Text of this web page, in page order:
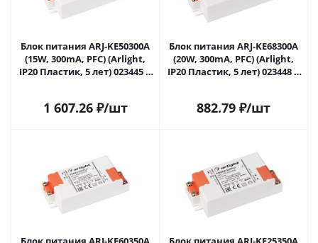
Блок питания ARJ-KE50300A
(15W, 300mA, PFC) (Arlight,
IP20 Пластик, 5 лет) 023445 в
1 607.26₽/шт
Блок питания ARJ-KE68300A
(20W, 300mA, PFC) (Arlight,
IP20 Пластик, 5 лет) 023448 в
882.79 ₽/шт